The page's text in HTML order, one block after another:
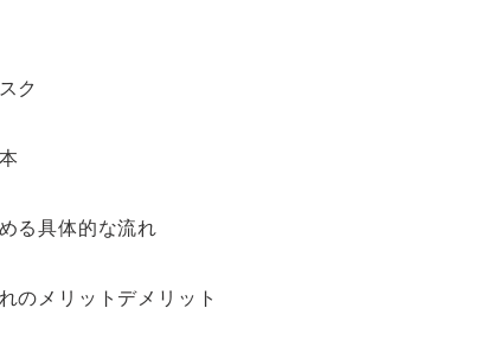
ク
る具体的な流れ
のメリットデメリット